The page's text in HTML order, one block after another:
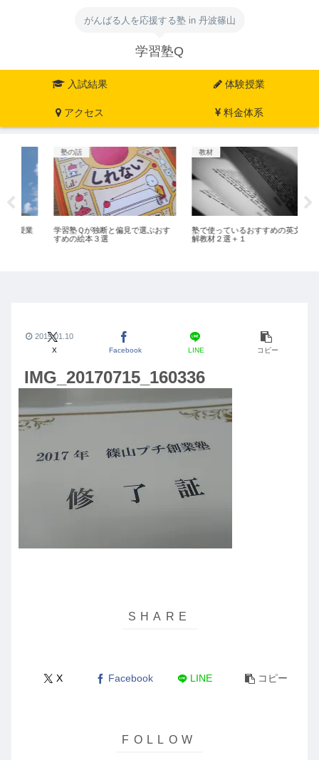
がんばる人を応援する塾 in 丹波篠山
学習塾Q
入試結果 体験授業
アクセス 料金体系
学習塾Ｑが独断と偏見で選ぶおす
すめの絵本３選
教材
塾で使っているおすすめの英文読
解教材２選＋１
IMG_20170715_160336
X Facebook LINE コピー
2019.01.10
X Facebook LINE コピー